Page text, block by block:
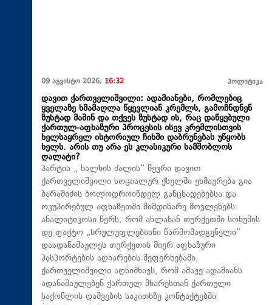
09 აგვისტო 2026, 16:32 პოლიტიკა
დავით ქართველიშვილი: ადამიანები, რომლებიც
ყველაზე ხმამაღლა წყევლიან კრემლს, გამოჩნდნენ
ზუსტად მაშინ და თქვეს ზუსტად ის, რაც დაწყებული
ქართულ-აფხაზური პროცესის ისევ კრემლისთვის
ხელსაყრელ ისტორიულ ჩიხში დაბრუნებას უწყობს
ხელს. არის თუ არა ეს კლასიკური სამშობლოს
ღალატი?
პარტია „ ხალხის ძალის“ წევრი დავით
ქართველიშვილი სოციალურ ქსელში ეხმაურება გია
ბარამიძის ბოლოდროინდელ განცხადებებსა და
ოკუპირებულ აფხაზეთში მიმდინარე მოვლენებს.
ანალიტიკოსი წერს, რომ ახლახან თურქეთში სოხუმის
დე ფაქტო „სრულუფლებიანი წარმომადგენელი“
დაადანაშაულეს თურქეთის მიერ აფხაზური
პასპორტების აღიარების შეფერხებაში.
ქართველიშვილი აღნიშნავს, რომ ამავე ადამიანს
ადანაშაულებენ ქართულ მხარესთან ქართული
საქონლის დაშვების საკითხზე კონტაქტებში